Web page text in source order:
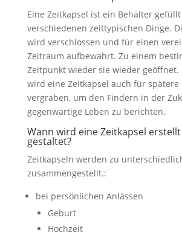
Eine Zeitkapsel ist ein Behälter
verschiedenen zeittypischen Dinge.
wird verschlossen und für einen
Zeitraum aufbewahrt. Zu einem
Zeitpunkt wieder sie wieder geöffnet.
wird eine Zeitkapsel auch für spätere
vergraben, um den Findern in der
gegenwärtige Leben zu berichten.
Wann wird eine Zeitkapsel
gestaltet?
Zeitkapseln werden zu
zusammengestellt.:
bei persönlichen Anlässen
Geburt
Hochzeit